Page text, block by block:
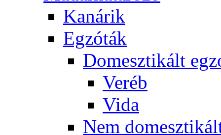
Kanárik
Egzóták
Domesztikált
Veréb
Vida
Nem